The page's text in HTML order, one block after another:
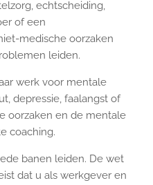
echtscheiding,
of een
medische oorzaken
leiden.
werk voor mentale
depressie, faalangst of
oorzaken en de mentale
coaching.
banen leiden. De wet
dat u als werkgever en